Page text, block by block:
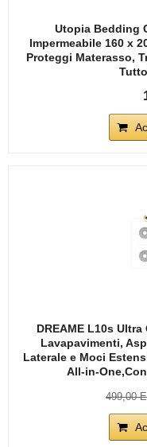
Utopia Bedding
Impermeabile 160 x
Proteggi Materasso,
DREAME L10s
Lavapavimenti,
Laterale e Moci
All-in-
499,00